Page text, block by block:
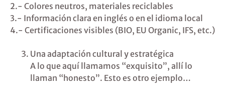
2.- Colores neutros, materiales reciclables
3.- Información clara en inglés o en el idioma local
4.- Certificaciones visibles (BIO, EU Organic, IFS, etc.)
Una adaptación cultural y estratégica
A lo que aquí llamamos “exquisito”, allí lo
llaman “honesto”. Esto es otro ejemplo…